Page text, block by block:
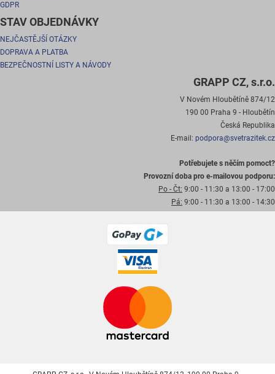
GDPR
STAV OBJEDNÁVKY
NEJČASTĚJŠÍ OTÁZKY
DOPRAVA A PLATBA
BEZPEČNOSTNÍ LISTY A NÁVODY
GRAPP CZ, s.r.o.
V Novém Hloubětíně 874/12
190 00 Praha 9 - Hloubětín
Česká Republika
E-mail: podpora@svetrazitek.cz
Potřebujete s něčím pomoct?
Provozní doba pro e-mailovou podporu:
Po - Čt: 9:00 - 11:30 a 13:00 - 17:00
Pá: 9:00 - 11:30 a 13:00 - 14:30